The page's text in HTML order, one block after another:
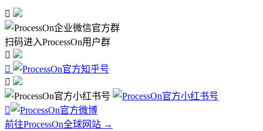

扫码进入ProcessOn用户群




前往ProcessOn全球网站 →